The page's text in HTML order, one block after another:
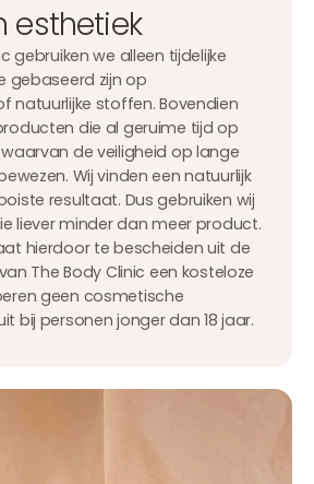
esthetiek
gebruiken we alleen tijdelijke
gebaseerd zijn op
natuurlijke stoffen. Bovendien
die al geruime tijd op
de veiligheid op lange
Wij vinden een natuurlijk
resultaat. Dus gebruiken wij
liever minder dan meer product.
hierdoor te bescheiden uit de
The Body Clinic een kosteloze
geen cosmetische
bij personen jonger dan 18 jaar.